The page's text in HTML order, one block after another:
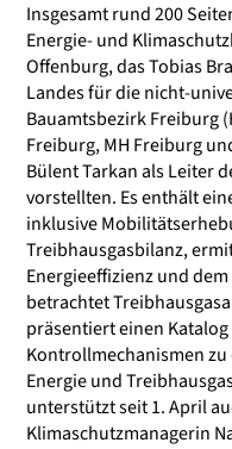
Insgesamt rund 200
Energie- und
Offenburg, das Tobias
Landes für die nicht-
Bauamtsbezirk Freiburg
Freiburg, MH Freiburg
Bülent Tarkan als Leiter
vorstellten. Es enthält
inklusive
Treibhausgasbilanz,
Energieeffizienz und
betrachtet
präsentiert einen
Kontrollmechanismen
Energie und
unterstützt seit 1. April
Klimaschutzmanagerin